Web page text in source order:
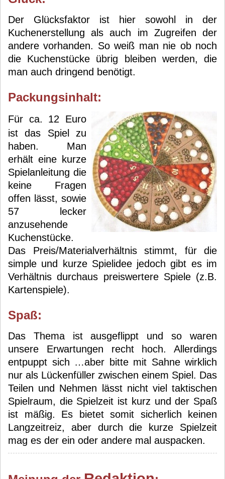
Der Glücksfaktor ist hier sowohl in der
Kuchenerstellung als auch im Zugreifen der
andere vorhanden. So weiß man nie ob noch
die Kuchenstücke übrig bleiben werden, die
man auch dringend benötigt.
Packungsinhalt:
Für ca. 12 Euro
ist das Spiel zu
haben. Man
erhält eine kurze
Spielanleitung die
keine Fragen
offen lässt, sowie
57 lecker
anzusehende
Kuchenstücke.
Das Preis/Materialverhältnis stimmt, für die
simple und kurze Spielidee jedoch gibt es im
Verhältnis durchaus preiswertere Spiele (z.B.
Kartenspiele).
Spaß:
Das Thema ist ausgeflippt und so waren
unsere Erwartungen recht hoch. Allerdings
entpuppt sich …aber bitte mit Sahne wirklich
nur als Lückenfüller zwischen einem Spiel. Das
Teilen und Nehmen lässt nicht viel taktischen
Spielraum, die Spielzeit ist kurz und der Spaß
ist mäßig. Es bietet somit sicherlich keinen
Langzeitreiz, aber durch die kurze Spielzeit
mag es der ein oder andere mal auspacken.